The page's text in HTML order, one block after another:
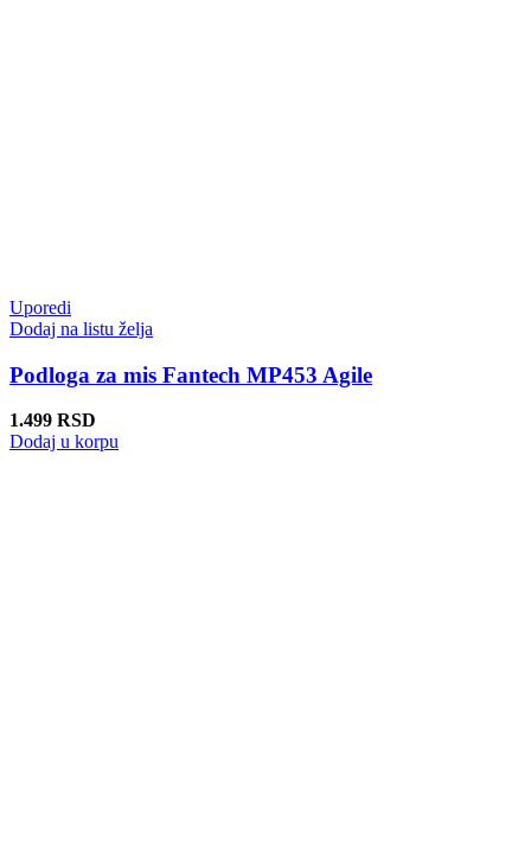
Uporedi
Dodaj na listu želja
Podloga za mis Fantech MP453 Agile
1.499 RSD
Dodaj u korpu